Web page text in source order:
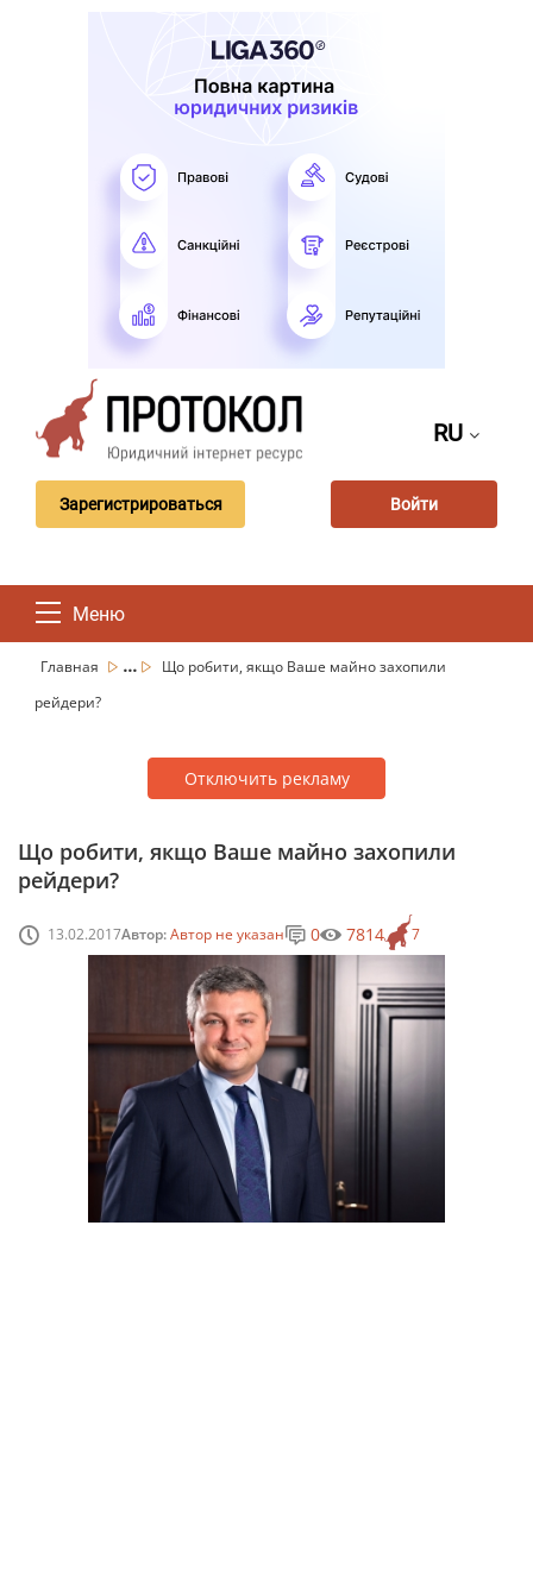
RU
Зарегистрироваться Войти
Меню
Главная ...
Що робити, якщо Ваше майно захопили
рейдери?
Отключить рекламу
Що робити, якщо Ваше майно захопили
рейдери?
13.02.2017Автор:Автор не указан 7
0 7814